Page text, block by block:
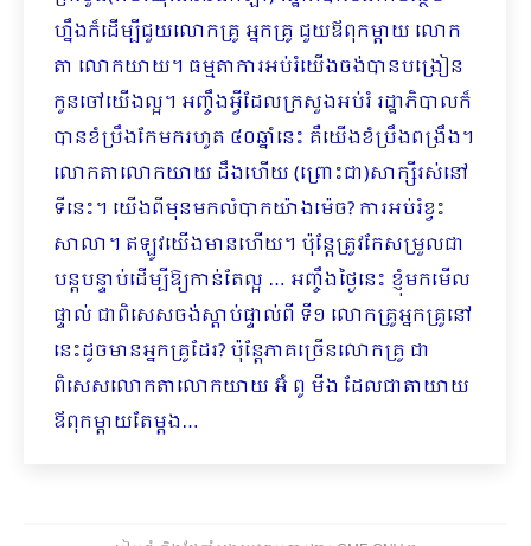
ហ្នឹងក៏ដើម្បីជួយលោកគ្រូ អ្នកគ្រូ ជួយឪពុកម្តាយ លោក​
តា លោកយាយ។ ធម្មតាការអប់រំយើងចង់បានបង្រៀន
កូនចៅយើងល្អ។ អញ្ចឹងអ្វីដែលក្រសួងអប់រំ រដ្ឋាភិបាលក៏
បានខំប្រឹងកែមករហូត ៤០ឆ្នាំនេះ គឺយើងខំប្រឹងពង្រឹង។
លោកតាលោកយាយ ដឹងហើយ (ព្រោះជា)សាក្សីរស់នៅ
ទីនេះ។ យើងពីមុនមកលំបាកយ៉ាងម៉េច? ការអប់រំខ្វះ
សាលា។ ឥឡូវយើងមានហើយ។ ប៉ុន្តែត្រូវកែសម្រួលជា
បន្តបន្ទាប់ដើម្បីឱ្យកាន់តែល្អ … អញ្ចឹងថ្ងៃនេះ ខ្ញុំមកមើល
ផ្ទាល់ ជាពិសេសចង់ស្តាប់ផ្ទាល់ពី ទី១ លោកគ្រូអ្នកគ្រូនៅ
នេះដូចមានអ្នកគ្រូដែរ? ប៉ុន្តែភាគច្រើនលោកគ្រូ ជា
ពិសេសលោកតាលោកយាយ អ៊ំ ពូ មីង ដែលជាតាយាយ
ឪពុកម្តាយតែម្តង…